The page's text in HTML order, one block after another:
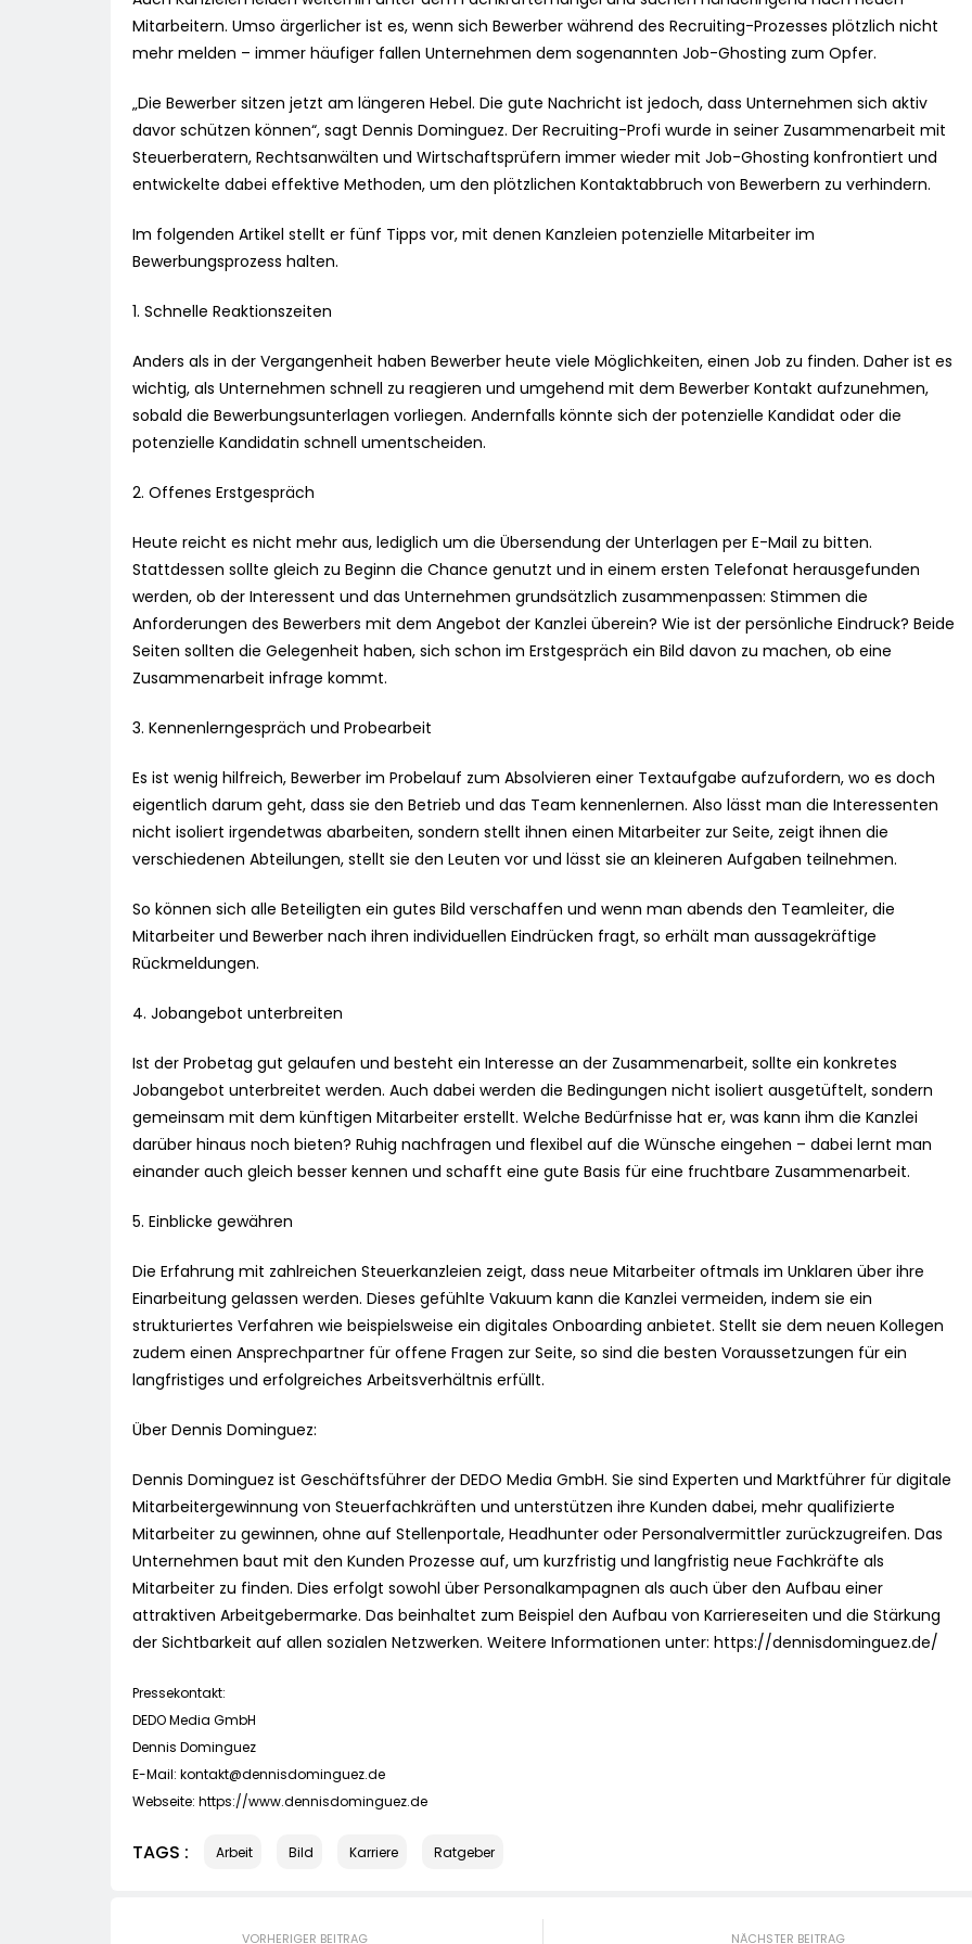
Mitarbeitern. Umso ärgerlicher ist es, wenn sich Bewerber während des Recruiting-Prozesses plötzlich nicht
mehr melden – immer häufiger fallen Unternehmen dem sogenannten Job-Ghosting zum Opfer.
„Die Bewerber sitzen jetzt am längeren Hebel. Die gute Nachricht ist jedoch, dass Unternehmen sich aktiv
davor schützen können“, sagt Dennis Dominguez. Der Recruiting-Profi wurde in seiner Zusammenarbeit mit
Steuerberatern, Rechtsanwälten und Wirtschaftsprüfern immer wieder mit Job-Ghosting konfrontiert und
entwickelte dabei effektive Methoden, um den plötzlichen Kontaktabbruch von Bewerbern zu verhindern.
Im folgenden Artikel stellt er fünf Tipps vor, mit denen Kanzleien potenzielle Mitarbeiter im
Bewerbungsprozess halten.
1. Schnelle Reaktionszeiten
Anders als in der Vergangenheit haben Bewerber heute viele Möglichkeiten, einen Job zu finden. Daher ist es
wichtig, als Unternehmen schnell zu reagieren und umgehend mit dem Bewerber Kontakt aufzunehmen,
sobald die Bewerbungsunterlagen vorliegen. Andernfalls könnte sich der potenzielle Kandidat oder die
potenzielle Kandidatin schnell umentscheiden.
2. Offenes Erstgespräch
Heute reicht es nicht mehr aus, lediglich um die Übersendung der Unterlagen per E-Mail zu bitten.
Stattdessen sollte gleich zu Beginn die Chance genutzt und in einem ersten Telefonat herausgefunden
werden, ob der Interessent und das Unternehmen grundsätzlich zusammenpassen: Stimmen die
Anforderungen des Bewerbers mit dem Angebot der Kanzlei überein? Wie ist der persönliche Eindruck? Beide
Seiten sollten die Gelegenheit haben, sich schon im Erstgespräch ein Bild davon zu machen, ob eine
Zusammenarbeit infrage kommt.
3. Kennenlerngespräch und Probearbeit
Es ist wenig hilfreich, Bewerber im Probelauf zum Absolvieren einer Textaufgabe aufzufordern, wo es doch
eigentlich darum geht, dass sie den Betrieb und das Team kennenlernen. Also lässt man die Interessenten
nicht isoliert irgendetwas abarbeiten, sondern stellt ihnen einen Mitarbeiter zur Seite, zeigt ihnen die
verschiedenen Abteilungen, stellt sie den Leuten vor und lässt sie an kleineren Aufgaben teilnehmen.
So können sich alle Beteiligten ein gutes Bild verschaffen und wenn man abends den Teamleiter, die
Mitarbeiter und Bewerber nach ihren individuellen Eindrücken fragt, so erhält man aussagekräftige
Rückmeldungen.
4. Jobangebot unterbreiten
Ist der Probetag gut gelaufen und besteht ein Interesse an der Zusammenarbeit, sollte ein konkretes
Jobangebot unterbreitet werden. Auch dabei werden die Bedingungen nicht isoliert ausgetüftelt, sondern
gemeinsam mit dem künftigen Mitarbeiter erstellt. Welche Bedürfnisse hat er, was kann ihm die Kanzlei
darüber hinaus noch bieten? Ruhig nachfragen und flexibel auf die Wünsche eingehen – dabei lernt man
einander auch gleich besser kennen und schafft eine gute Basis für eine fruchtbare Zusammenarbeit.
5. Einblicke gewähren
Die Erfahrung mit zahlreichen Steuerkanzleien zeigt, dass neue Mitarbeiter oftmals im Unklaren über ihre
Einarbeitung gelassen werden. Dieses gefühlte Vakuum kann die Kanzlei vermeiden, indem sie ein
strukturiertes Verfahren wie beispielsweise ein digitales Onboarding anbietet. Stellt sie dem neuen Kollegen
zudem einen Ansprechpartner für offene Fragen zur Seite, so sind die besten Voraussetzungen für ein
langfristiges und erfolgreiches Arbeitsverhältnis erfüllt.
Über Dennis Dominguez:
Dennis Dominguez ist Geschäftsführer der DEDO Media GmbH. Sie sind Experten und Marktführer für digitale
Mitarbeitergewinnung von Steuerfachkräften und unterstützen ihre Kunden dabei, mehr qualifizierte
Mitarbeiter zu gewinnen, ohne auf Stellenportale, Headhunter oder Personalvermittler zurückzugreifen. Das
Unternehmen baut mit den Kunden Prozesse auf, um kurzfristig und langfristig neue Fachkräfte als
Mitarbeiter zu finden. Dies erfolgt sowohl über Personalkampagnen als auch über den Aufbau einer
attraktiven Arbeitgebermarke. Das beinhaltet zum Beispiel den Aufbau von Karriereseiten und die Stärkung
der Sichtbarkeit auf allen sozialen Netzwerken. Weitere Informationen unter: https://dennisdominguez.de/
Pressekontakt:
DEDO Media GmbH
Dennis Dominguez
E-Mail: kontakt@dennisdominguez.de
Webseite: https://www.dennisdominguez.de
TAGS : Arbeit Bild Karriere Ratgeber
VORHERIGER BEITRAG NÄCHSTER BEITRAG